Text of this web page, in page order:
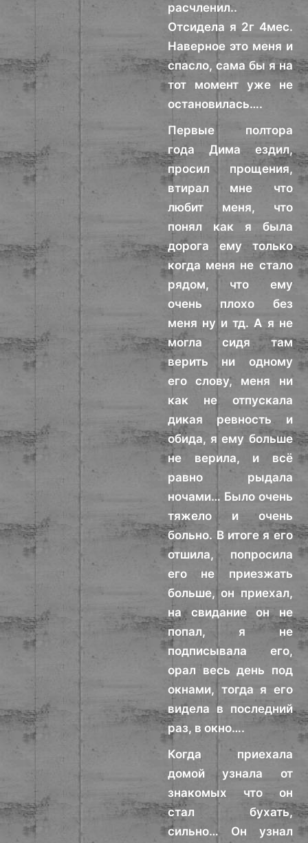
расчленил..
Отсидела я 2г 4мес.
Наверное это меня и
спасло, сама бы я на
тот момент уже не
остановилась….
Первые полтора
года Дима ездил,
просил прощения,
втирал мне что
любит меня, что
понял как я была
дорога ему только
когда меня не стало
рядом, что ему
очень плохо без
меня ну и тд. А я не
могла сидя там
верить ни одному
его слову, меня ни
как не отпускала
дикая ревность и
обида, я ему больше
не верила, и всё
равно рыдала
ночами… Было очень
тяжело и очень
больно. В итоге я его
отшила, попросила
его не приезжать
больше, он приехал,
на свидание он не
попал, я не
подписывала его,
орал весь день под
окнами, тогда я его
видела в последний
раз, в окно….
Когда приехала
домой узнала от
знакомых что он
стал бухать,
сильно… Он узнал